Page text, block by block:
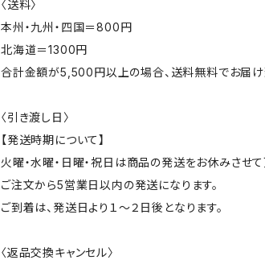
〈送料〉
本州・九州・四国＝800円
北海道＝1300円
合計金額が5,500円以上の場合、送料無料でお届け
〈引き渡し日〉
【発送時期について】
火曜・水曜・日曜・祝日は商品の発送をお休みさせて
ご注文から5営業日以内の発送になります。
ご到着は、発送日より１～２日後となります。
〈返品交換キャンセル〉